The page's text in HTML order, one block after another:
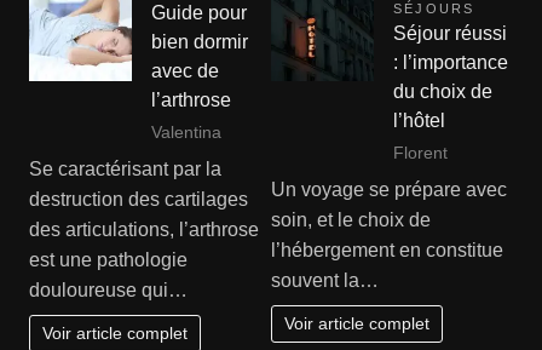
Guide pour
bien dormir
avec de
l’arthrose
Valentina
Se caractérisant par la
destruction des cartilages
des articulations, l’arthrose
est une pathologie
douloureuse qui…
Voir article complet
SÉJOURS
Séjour réussi
: l’importance
du choix de
l’hôtel
Florent
Un voyage se prépare avec
soin, et le choix de
l’hébergement en constitue
souvent la…
Voir article complet